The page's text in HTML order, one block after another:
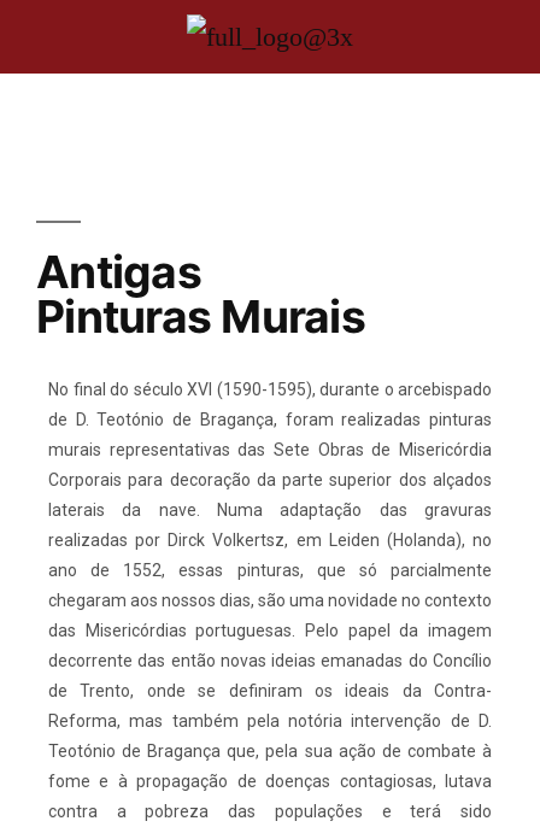
Antigas
Pinturas Murais
No final do século XVI (1590-1595), durante o arcebispado
de D. Teotónio de Bragança, foram realizadas pinturas
murais representativas das Sete Obras de Misericórdia
Corporais para decoração da parte superior dos alçados
laterais da nave. Numa adaptação das gravuras
realizadas por Dirck Volkertsz, em Leiden (Holanda), no
ano de 1552, essas pinturas, que só parcialmente
chegaram aos nossos dias, são uma novidade no contexto
das Misericórdias portuguesas. Pelo papel da imagem
decorrente das então novas ideias emanadas do Concílio
de Trento, onde se definiram os ideais da Contra-
Reforma, mas também pela notória intervenção de D.
Teotónio de Bragança que, pela sua ação de combate à
fome e à propagação de doenças contagiosas, lutava
contra a pobreza das populações e terá sido